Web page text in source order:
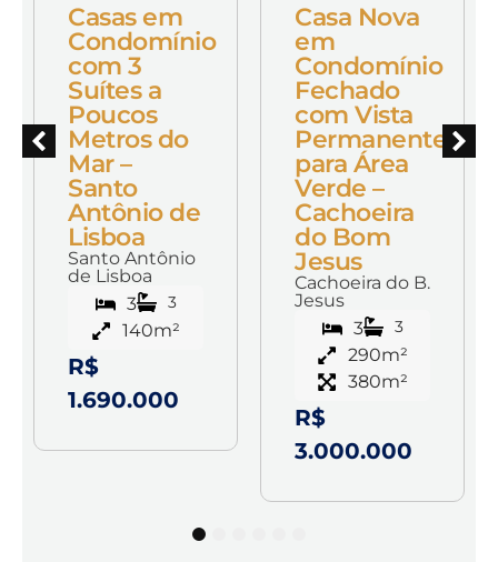
Casas em
Condomínio
com 3
Suítes a
Poucos
Metros do
Mar –
Santo
Antônio de
Lisboa
Santo Antônio
de Lisboa
3
3
140m²
R$
1.690.000
Casa Nova
em
Condomínio
Fechado
com Vista
Permanente
para Área
Verde –
Cachoeira
do Bom
Jesus
Cachoeira do B.
Jesus
3
3
290m²
380m²
R$
3.000.000
4